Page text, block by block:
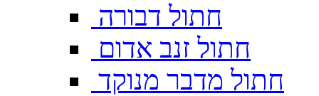
חתול דבורה
חתול זנב אדום
חתול מדבר מנוקד